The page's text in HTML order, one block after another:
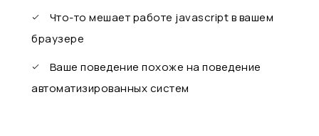
Что-то мешает работе javascript в вашем
браузере
Ваше поведение похоже на поведение
автоматизированных систем